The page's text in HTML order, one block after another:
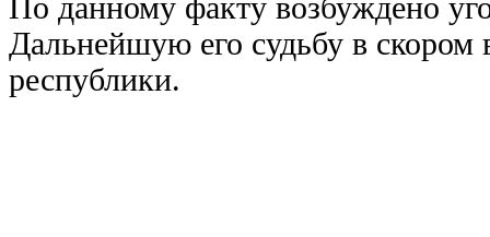
По данному факту возбуждено
Дальнейшую его судьбу в скором
республики.